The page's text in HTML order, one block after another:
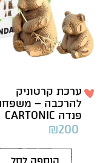
ערכת קרטוניק
להרכבה –
פנדה CARTONIC
₪200